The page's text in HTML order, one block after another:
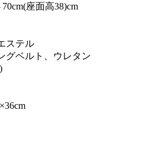
座面高38)cm
ステル
グベルト、ウレタン